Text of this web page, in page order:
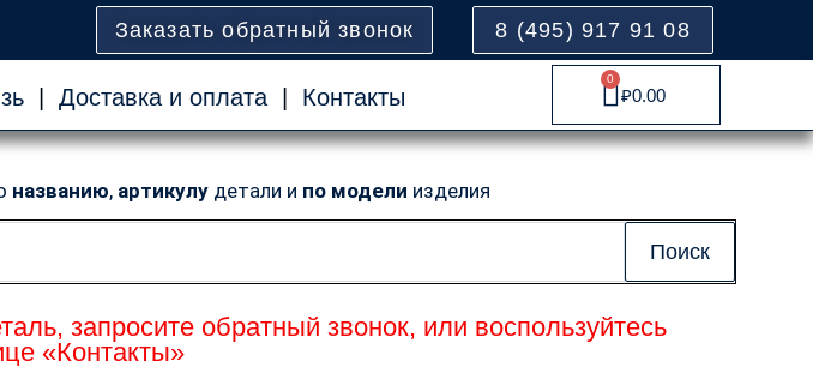
Заказать обратный звонок 8 (495) 917 91 08
| Доставка и оплата| Контакты ₽0.00
0
Cart
названию, артикулу детали и по модели изделия
Поиск
запросите обратный звонок, или воспользуйтесь
«Контакты»